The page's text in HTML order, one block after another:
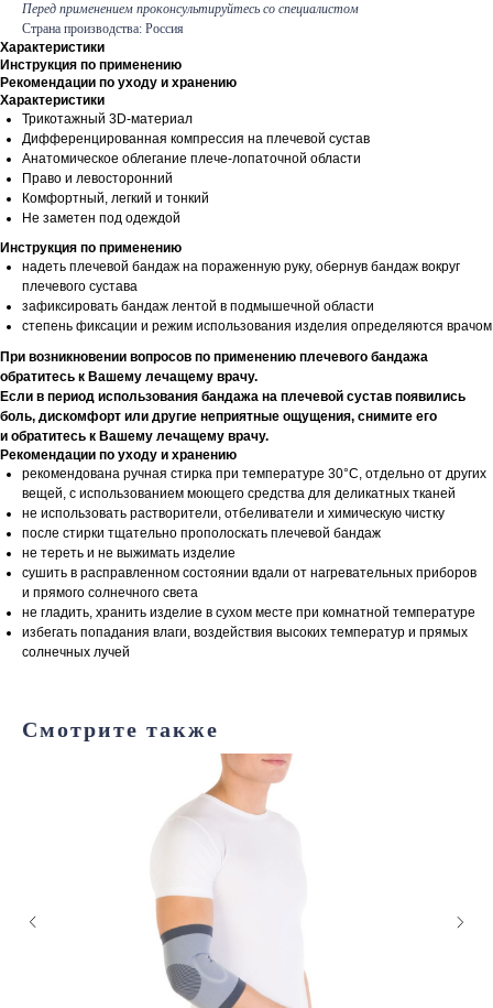
Перед применением проконсультируйтесь со специалистом
Страна производства: Россия
Характеристики
Инструкция по применению
Рекомендации по уходу и хранению
Характеристики
Трикотажный 3D-материал
Дифференцированная компрессия на плечевой сустав
Анатомическое облегание плече-лопаточной области
Право и левосторонний
Комфортный, легкий и тонкий
Не заметен под одеждой
Инструкция по применению
надеть плечевой бандаж на пораженную руку, обернув бандаж вокруг
плечевого сустава
зафиксировать бандаж лентой в подмышечной области
степень фиксации и режим использования изделия определяются врачом
При возникновении вопросов по применению плечевого бандажа
обратитесь к Вашему лечащему врачу.
Если в период использования бандажа на плечевой сустав появились
боль, дискомфорт или другие неприятные ощущения, снимите его
и обратитесь к Вашему лечащему врачу.
Рекомендации по уходу и хранению
рекомендована ручная стирка при температуре 30°С, отдельно от других
вещей, с использованием моющего средства для деликатных тканей
не использовать растворители, отбеливатели и химическую чистку
после стирки тщательно прополоскать плечевой бандаж
не тереть и не выжимать изделие
сушить в расправленном состоянии вдали от нагревательных приборов
и прямого солнечного света
не гладить, хранить изделие в сухом месте при комнатной температуре
избегать попадания влаги, воздействия высоких температур и прямых
солнечных лучей
Смотрите также